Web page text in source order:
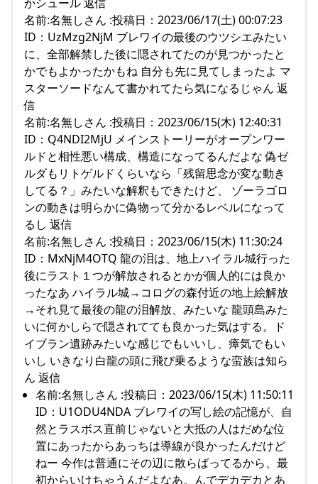
名前:名無しさん :投稿日：2023/06/17(土) 00:07:23
ID：UzMzg2NjM ブレワイの最後のウツシエみたい
に、全部解禁した後に隠されてたのが見つかったと
かでもよかったかもね 自分も先に見てしまったよ マ
スターソードなんて書かれてたら気になるじゃん 返
信
名前:名無しさん :投稿日：2023/06/15(木) 12:40:31
ID：Q4NDI2MjU メインストーリーがオープンワー
ルドと相性悪い構成、構造になってるんだよな 偽ゼ
ルダもリトゲルドくらいなら「残留思念が変な動き
してる？」みたいな解釈もできたけど、 ゾーラゴロ
ンの動きは明らかに偽物って分かるレベルになって
るし 返信
名前:名無しさん :投稿日：2023/06/15(木) 11:30:24
ID：MxNjM4OTQ 龍の泪は、地上ハイラル城行った
後にラスト１つが解放されるとかが個人的には良か
ったなあ ハイラル城→コログの森付近の地上絵解放
→それ見て最後の龍の泪解放、みたいな 龍頭島みた
いに何かしらで隠されてても良かった気はする。ド
イブラン遺跡みたいな感じでもいいし、瘴気でもい
いし いきなり白龍の頭に飛び乗るような蛮族は知ら
ん 返信
名前:名無しさん :投稿日：2023/06/15(木) 11:50:11
ID：U1ODU4NDA ブレワイの写し絵の記憶が、自
然とラスボス直前じゃないと大抵の人はだめな位
置にあったからあっちは導線が良かったんだけど
ねー 今作は普通にその辺に散らばってるから、最
初からいけちゃうんだよなあ。んでデカデカとあ